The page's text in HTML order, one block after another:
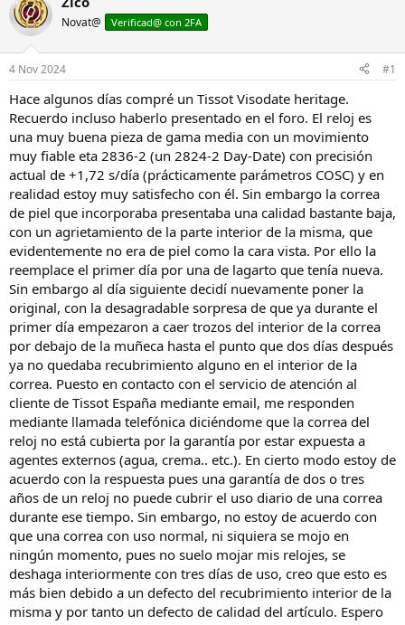
c
i
a
d
o
r
e
l
h
i
l
o
a
i
n
i
o
Novat@ Verificad@ con 2FA
4 Nov 2024 #1
Hace algunos días compré un Tissot Visodate heritage.
Recuerdo incluso haberlo presentado en el foro. El reloj es
una muy buena pieza de gama media con un movimiento
muy fiable eta 2836-2 (un 2824-2 Day-Date) con precisión
actual de +1,72 s/día (prácticamente parámetros COSC) y en
realidad estoy muy satisfecho con él. Sin embargo la correa
de piel que incorporaba presentaba una calidad bastante baja,
con un agrietamiento de la parte interior de la misma, que
evidentemente no era de piel como la cara vista. Por ello la
reemplace el primer día por una de lagarto que tenía nueva.
Sin embargo al día siguiente decidí nuevamente poner la
original, con la desagradable sorpresa de que ya durante el
primer día empezaron a caer trozos del interior de la correa
por debajo de la muñeca hasta el punto que dos días después
ya no quedaba recubrimiento alguno en el interior de la
correa. Puesto en contacto con el servicio de atención al
cliente de Tissot España mediante email, me responden
mediante llamada telefónica diciéndome que la correa del
reloj no está cubierta por la garantía por estar expuesta a
agentes externos (agua, crema.. etc.). En cierto modo estoy de
acuerdo con la respuesta pues una garantía de dos o tres
años de un reloj no puede cubrir el uso diario de una correa
durante ese tiempo. Sin embargo, no estoy de acuerdo con
que una correa con uso normal, ni siquiera se mojo en
ningún momento, pues no suelo mojar mis relojes, se
deshaga interiormente con tres días de uso, creo que esto es
más bien debido a un defecto del recubrimiento interior de la
misma y por tanto un defecto de calidad del artículo. Espero